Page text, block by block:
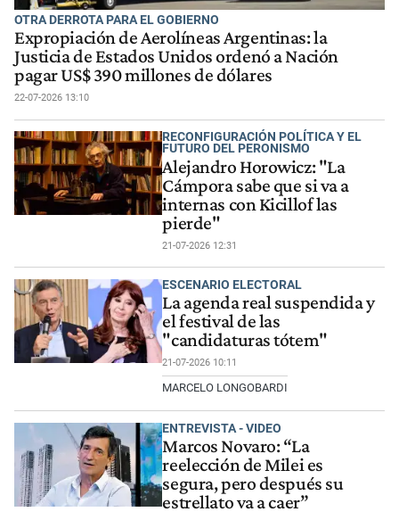
OTRA DERROTA PARA EL GOBIERNO
Expropiación de Aerolíneas Argentinas: la
Justicia de Estados Unidos ordenó a Nación
pagar US$ 390 millones de dólares
22-07-2026 13:10
RECONFIGURACIÓN POLÍTICA Y EL
FUTURO DEL PERONISMO
Alejandro Horowicz: "La
Cámpora sabe que si va a
internas con Kicillof las
pierde"
21-07-2026 12:31
ESCENARIO ELECTORAL
La agenda real suspendida y
el festival de las
"candidaturas tótem"
21-07-2026 10:11
MARCELO LONGOBARDI
ENTREVISTA - VIDEO
Marcos Novaro: “La
reelección de Milei es
segura, pero después su
estrellato va a caer”